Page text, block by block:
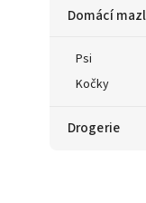
Domácí
Psi
Kočky
Drogerie